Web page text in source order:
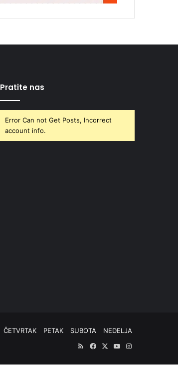
Pratite nas
Error Can not Get Posts, Incorrect
account info.
ČETVRTAK PETAK SUBOTA
NEDELJA
RSSFacebook
X YouTubeInstagram